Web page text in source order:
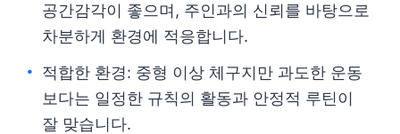
공간감각이 좋으며, 주인과의 신뢰를 바탕으로
차분하게 환경에 적응합니다.
적합한 환경: 중형 이상 체구지만 과도한 운동
보다는 일정한 규칙의 활동과 안정적 루틴이
잘 맞습니다.